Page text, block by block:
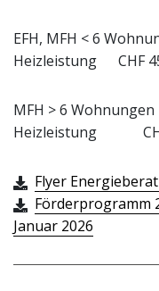
EFH, MFH < 6
Heizleistung CHF
MFH > 6
Heizleistung
Flyer
Förderprogramm
Januar 2026